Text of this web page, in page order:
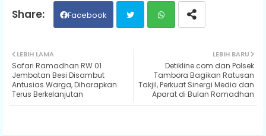
Facebook
ats
ap
LEBIH BARU
Detikline.com dan Polsek
Tambora Bagikan Ratusan
Takjil, Perkuat Sinergi Media dan
Aparat di Bulan Ramadhan
LEBIH LAMA
Safari Ramadhan RW 01
Jembatan Besi Disambut
Antusias Warga, Diharapkan
Terus Berkelanjutan